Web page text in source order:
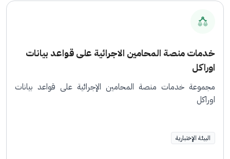
خدمات منصة المحامين الاجرائية على قواعد بيانات
اوراكل
مجموعة خدمات منصة المحامين الإجرائية على قواعد بيانات
اوراكل
البيئة الإختبارية